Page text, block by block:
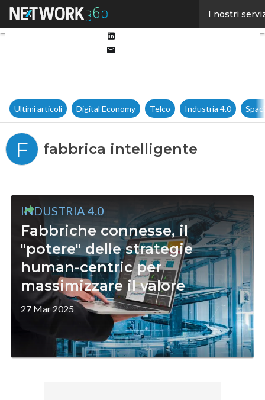
I nostri
Ultimi articoli Digital Economy Telco Industria 4.0
F fabbrica intelligente
INDUSTRIA 4.0
Fabbriche connesse, il
"potere" delle strategie
human-centric per
massimizzare il valore
27 Mar 2025